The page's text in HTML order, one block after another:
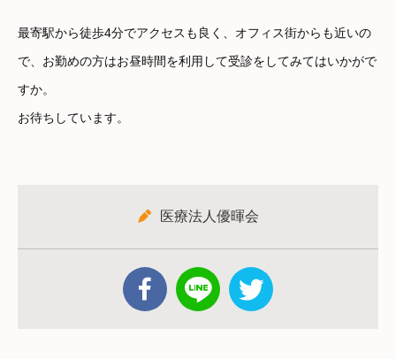
最寄駅から徒歩4分でアクセスも良く、オフィス街からも近いの
で、お勤めの方はお昼時間を利用して受診をしてみてはいかがで
すか。
お待ちしています。
医療法人優暉会